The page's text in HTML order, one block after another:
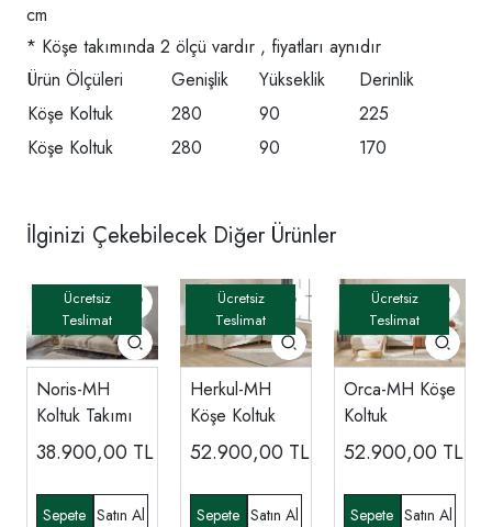
cm
* Köşe takımında 2 ölçü vardır , fiyatları aynıdır
Ürün Ölçüleri
Genişlik Yükseklik
Derinlik
Köşe Koltuk
280 90
225
Köşe Koltuk
280 90 170
İlginizi Çekebilecek Diğer Ürünler
Noris-MH
Koltuk Takımı
38.900,00 TL
Herkul-MH
Köşe Koltuk
52.900,00 TL
Orca-MH Köşe
Koltuk
52.900,00 TL